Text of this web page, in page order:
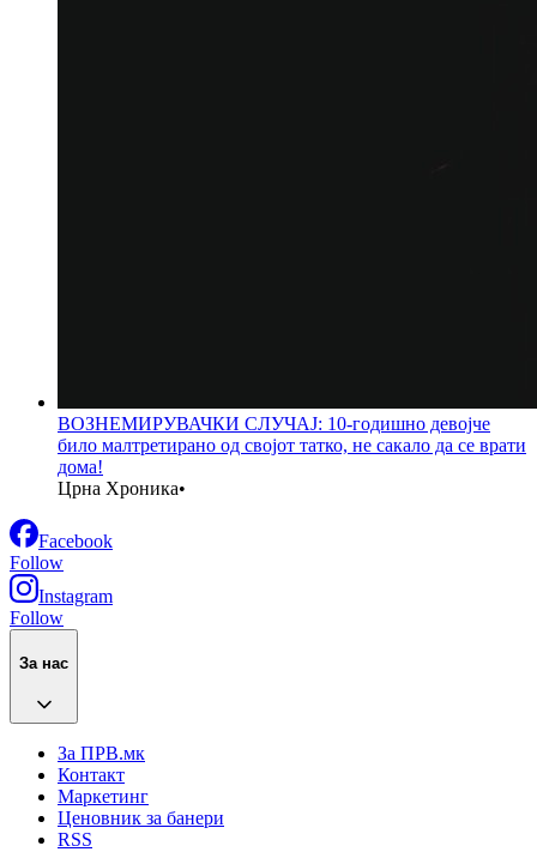
ВОЗНЕМИРУВАЧКИ СЛУЧАЈ: 10-годишно девојче
било малтретирано од својот татко, не сакало да се врати
дома!
Црна Хроника•
Facebook
Follow
Instagram
Follow
За нас
За ПРВ.мк
Контакт
Маркетинг
Ценовник за банери
RSS